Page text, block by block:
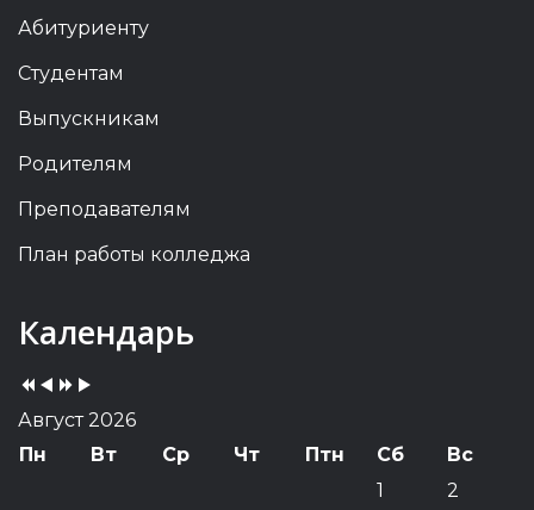
Абитуриенту
Студентам
Выпускникам
Родителям
Преподавателям
План работы колледжа
Календарь
Previous
Year
Previous
Month
YearMonth
Август 2026
Пн
Вт Ср Чт Птн Сб
Вс
1
2